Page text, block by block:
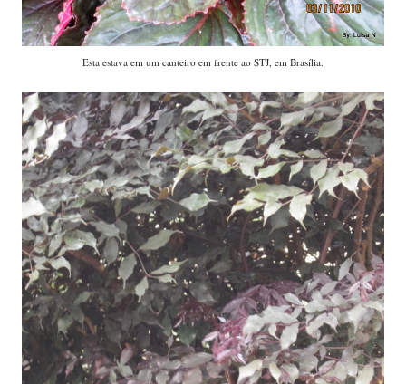
Esta estava em um canteiro em frente ao STJ, em Brasília.